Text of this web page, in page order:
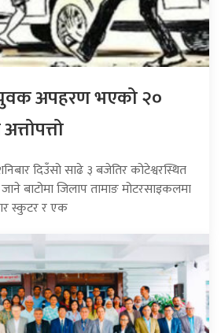
अपहरण भएको २०
दिउँसो साढे ३ बजेतिर कोटेश्वरस्थित
बाटोमा जिलाप तामाङ मोटरसाइकलमा
स्कुटर र एक